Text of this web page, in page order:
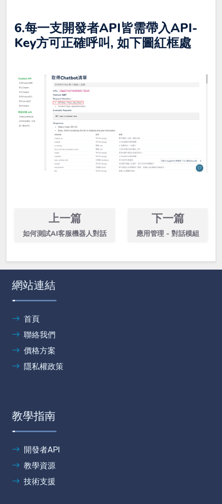
6.每一支開發者API皆需帶入API-
Key方可正確呼叫, 如下圖紅框處
上一篇
如何測試AI客服機器人對話
下一篇
應用管理 - 對話模組
網站連結
首頁
聯絡我們
價格方案
隱私權政策
教學指南
開發者API
教學資源
技術支援